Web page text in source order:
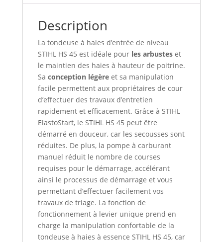
Description
La tondeuse à haies d’entrée de niveau
STIHL HS 45 est idéale pourles arbusteset
le maintien des haies à hauteur de poitrine.
Sa conception légère et sa manipulation
facile permettent aux propriétaires de cour
d’effectuer des travaux d’entretien
rapidement et efficacement. Grâce à STIHL
ElastoStart, le STIHL HS 45 peut être
démarré en douceur, car les secousses sont
réduites. De plus, la pompe à carburant
manuel réduit le nombre de courses
requises pour le démarrage, accélérant
ainsi le processus de démarrage et vous
permettant d’effectuer facilement vos
travaux de triage. La fonction de
fonctionnement à levier unique prend en
charge la manipulation confortable de la
tondeuse à haies à essence STIHL HS 45, car